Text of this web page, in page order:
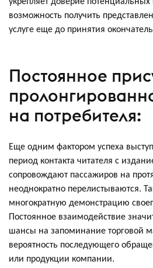
возможность получить
услуге еще до принятия
Постоянное
на потребителя:
Еще одним фактором успеха
период контакта читателя с
сопровождают пассажиров на
неоднократно перелистываются.
многократную демонстрацию
Постоянное взаимодействие
шансы на запоминание торговой
вероятность последующего
или продукции компании.